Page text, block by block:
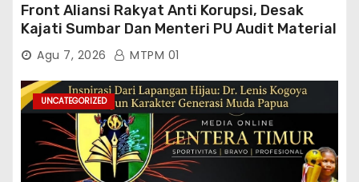
Front Aliansi Rakyat Anti Korupsi, Desak
Kajati Sumbar Dan Menteri PU Audit Material
PT. Brantas Abipraya Kontrak No :
06.Nopember 2025 s.d 31 Maret 2026
Sumber Dana: APBN Nilai Kontrak : Rp
76.130.630.000.00,- Diduga Ka.Balai BWSS V
Padang Tutup Mata
Agu 7, 2026 MTPM 01
UNCATEGORIZED